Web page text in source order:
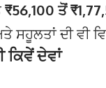
₹56,100 ਤੋਂ
ਦੀ ਵੀ
ਕਿਵੇਂ ਦੇਵਾਂ